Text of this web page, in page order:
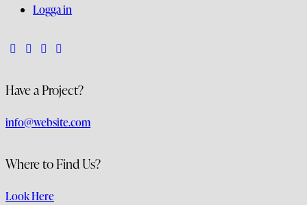
Logga in
Have a Project?
info@website.com
Where to Find Us?
Look Here